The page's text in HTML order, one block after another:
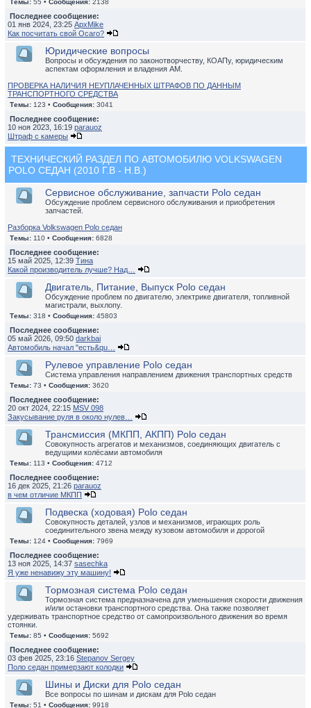
Темы: 55 • Сообщения: 2138
Последнее сообщение:
01 янв 2024, 23:25 ApxMike
Как посчитать свой Осаго?
Юридические вопросы
Вопросы и обсуждения по законотворчеству, КОАПу, юридическим
аспектам оформления и владения АМ.
ПРОВЕРКА НАЛИЧИЯ НЕУПЛАЧЕННЫХ ШТРАФОВ ПО ДАННЫМ
ТРАНСПОРТНОГО СРЕДСТВА
Темы: 123 • Сообщения: 3041
Последнее сообщение:
10 ноя 2023, 16:19 parauoz
Штраф с камеры
ТЕХНИЧЕСКИЙ РАЗДЕЛ ПО АВТОМОБИЛЮ VOLKSWAGEN
POLO СЕДАН (2010 Г.В - Н.В.)
Сервисное обслуживание, запчасти Polo седан
Обсуждение проблем сервисного обслуживания и приобретения
запчастей.
Разборка Volkswagen Polo седан
Темы: 110 • Сообщения: 6828
Последнее сообщение:
15 май 2025, 12:39 Тина
Какой производитель лучше? Над…
Двигатель, Питание, Выпуск Polo седан
Обсуждение проблем по двигателю, электрике двигателя, топливной
магистрали, выхлопу.
Темы: 318 • Сообщения: 45803
Последнее сообщение:
05 май 2026, 09:50 darkbai
Автомобиль начал "есть&qu…
Рулевое управление Polo седан
Система управления направлением движения транспортных средств
Темы: 73 • Сообщения: 3620
Последнее сообщение:
20 окт 2024, 22:15 MSV 098
Закусывание руля в около нулев…
Трансмиссия (МКПП, АКПП) Polo седан
Совокупность агрегатов и механизмов, соединяющих двигатель с
ведущими колёсами автомобиля
Темы: 113 • Сообщения: 4712
Последнее сообщение:
16 дек 2025, 21:26 parauoz
в чем отличие МКПП
Подвеска (ходовая) Polo седан
Совокупность деталей, узлов и механизмов, играющих роль
соединительного звена между кузовом автомобиля и дорогой
Темы: 124 • Сообщения: 7969
Последнее сообщение:
13 ноя 2025, 14:37 sasechka
Я уже ненавижу эту машину!
Тормозная система Polo седан
Тормозная система предназначена для уменьшения скорости движения
и/или остановки транспортного средства. Она также позволяет
удерживать транспортное средство от самопроизвольного движения во время
стоянки.
Темы: 85 • Сообщения: 5692
Последнее сообщение:
03 фев 2025, 23:16 Stepanov Sergey
Поло седан примерзают колодки
Шины и Диски для Polo седан
Все вопросы по шинам и дискам для Polo седан
Темы: 51 • Сообщения: 9918